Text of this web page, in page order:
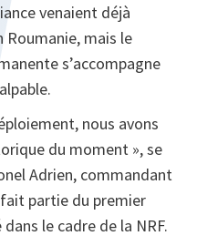
venaient déjà
Roumanie, mais le
s’accompagne
nous avons
du moment », se
Adrien, commandant
partie du premier
le cadre de la NRF.